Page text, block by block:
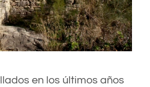
en los últimos años